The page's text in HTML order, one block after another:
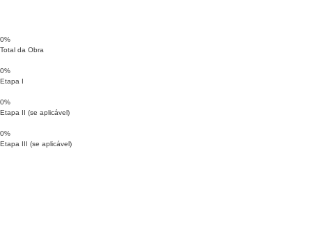
0%
Total da Obra
0%
Etapa I
0%
Etapa II (se aplicável)
0%
Etapa III (se aplicável)